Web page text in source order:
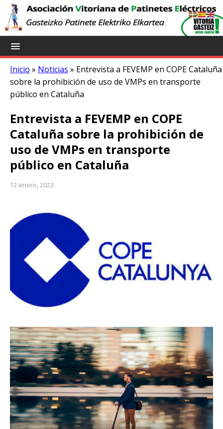
Inicio » Noticias » Entrevista a FEVEMP en COPE Cataluña
sobre la prohibición de uso de VMPs en transporte
público en Cataluña
Entrevista a FEVEMP en COPE
Cataluña sobre la prohibición de
uso de VMPs en transporte
público en Cataluña
12 enero, 2023